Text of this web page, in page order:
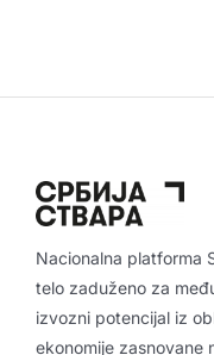
Nacionalna platforma
telo zaduženo za
izvozni potencijal iz
ekonomije zasnovane